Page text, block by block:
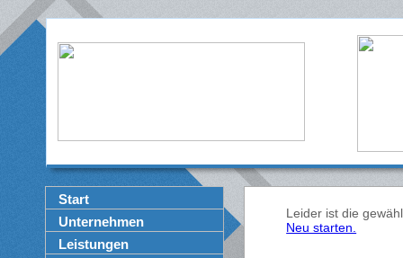
Leider ist die
Neu starten.
Start
Unternehmen
Leistungen